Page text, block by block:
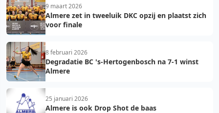
9 maart 2026
Almere zet in tweeluik DKC opzij en plaatst zich
voor finale
8 februari 2026
Degradatie BC 's-Hertogenbosch na 7-1 winst
Almere
25 januari 2026
Almere is ook Drop Shot de baas